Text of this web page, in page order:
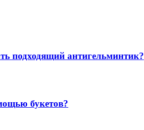
подходящий антигельминтик?
букетов?